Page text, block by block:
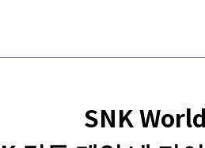
SNK